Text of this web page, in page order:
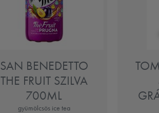
SAN BENEDETTO
THE FRUIT SZILVA
700ML
gyümölcsös ice tea